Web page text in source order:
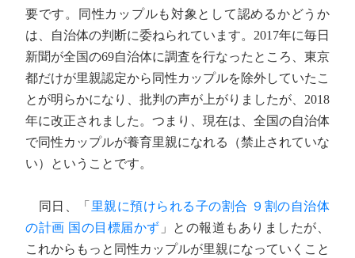
要です。同性カップルも対象として認めるかどうか
は、自治体の判断に委ねられています。2017年に毎日
新聞が全国の69自治体に調査を行なったところ、東京
都だけが里親認定から同性カップルを除外していたこ
とが明らかになり、批判の声が上がりましたが、2018
年に改正されました。つまり、現在は、全国の自治体
で同性カップルが養育里親になれる（禁止されていな
い）ということです。
同日、「 里親に預けられる子の割合 ９割の自治体
の計画 国の目標届かず 」との報道もありましたが、
これからもっと同性カップルが里親になっていくこと